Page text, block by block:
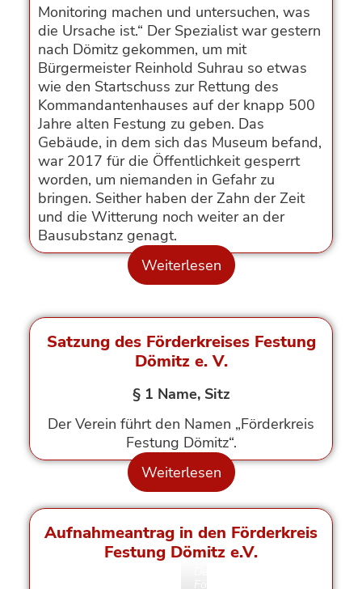
Monitoring machen und untersuchen, was
die Ursache ist.“ Der Spezialist war gestern
nach Dömitz gekommen, um mit
Bürgermeister Reinhold Suhrau so etwas
wie den Startschuss zur Rettung des
Kommandantenhauses auf der knapp 500
Jahre alten Festung zu geben. Das
Gebäude, in dem sich das Museum befand,
war 2017 für die Öffentlichkeit gesperrt
worden, um niemanden in Gefahr zu
bringen. Seither haben der Zahn der Zeit
und die Witterung noch weiter an der
Bausubstanz genagt.
Weiterlesen
Satzung des Förderkreises Festung
Dömitz e. V.
§ 1 Name, Sitz
Der Verein führt den Namen „Förderkreis
Festung Dömitz“.
Weiterlesen
Aufnahmeantrag in den Förderkreis
Festung Dömitz e.V.